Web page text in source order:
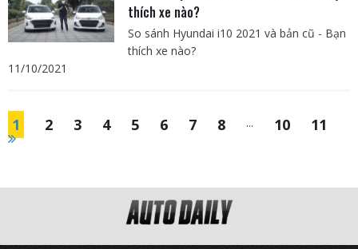
thích xe nào?
So sánh Hyundai i10 2021 và bản cũ - Bạn
thích xe nào?
11/10/2021
1 2 3 4 5 6 7 8 ... 10 11